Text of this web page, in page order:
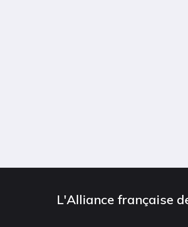
L'Alliance française